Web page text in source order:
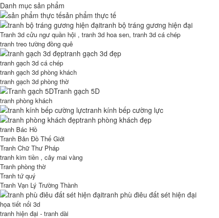
Danh mục sản phẩm
sản phẩm thực tế
tranh bộ tráng gương hiện đại
Tranh 3d cửu ngư quần hội , tranh 3d hoa sen, tranh 3d cá chép
tranh treo tường đồng quê
tranh gạch 3d đẹp
tranh gạch 3d cá chép
tranh gạch 3d phòng khách
tranh gạch 3d phòng thờ
Tranh gạch 5D
tranh phòng khách
tranh kính bếp cường lực
tranh phòng khách đẹp
tranh Bác Hồ
Tranh Bản Đồ Thế Giới
Tranh Chữ Thư Pháp
tranh kim tiền , cây mai vàng
Tranh phòng thờ
Tranh tứ quý
Tranh Vạn Lý Trường Thành
tranh phù điêu đất sét hiện đại
họa tiết nổi 3d
tranh hiện đại - tranh dài